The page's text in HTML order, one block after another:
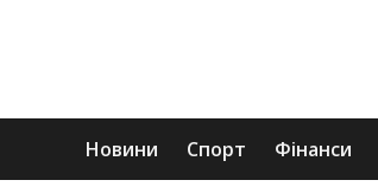
Новини Спорт Фінанси